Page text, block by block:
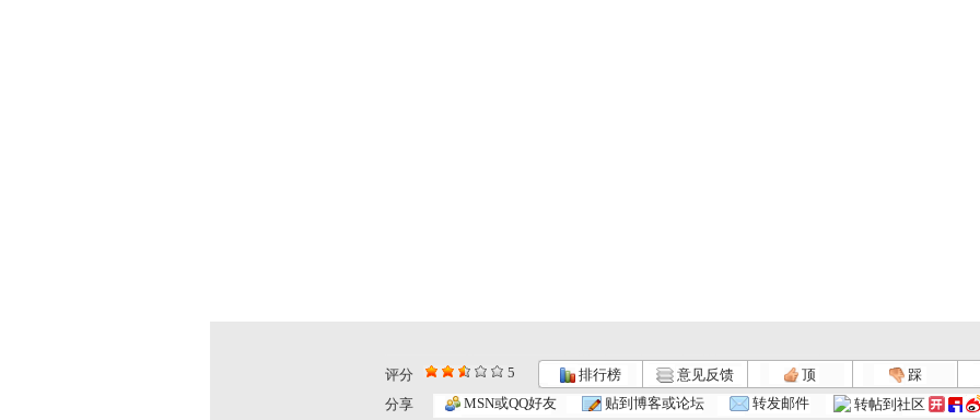
评分 5 排行榜 意见反馈 顶 踩
分享
MSN或QQ好友 贴到博客或论坛 转发邮件 转帖到社区
《中华民族... 《中华民族... 《中华民族... 《中华民族...